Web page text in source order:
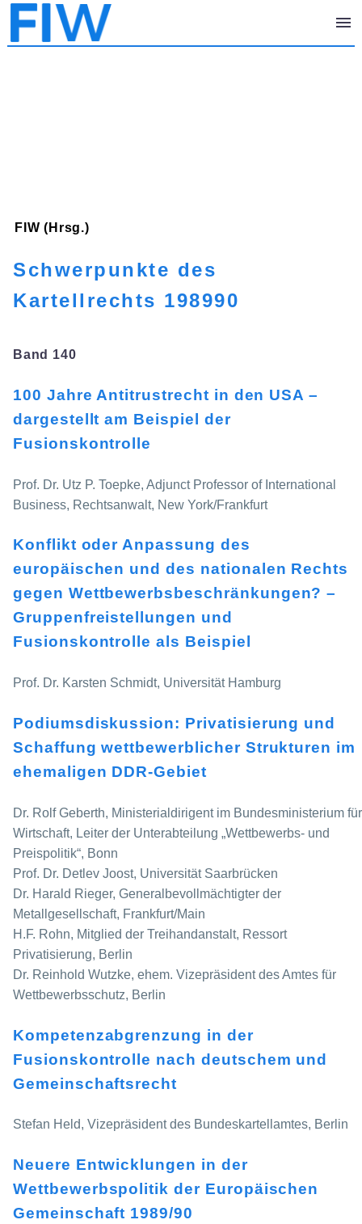
FIW (Hrsg.)
Schwerpunkte des
Kartellrechts 198990
Band 140
100 Jahre Antitrustrecht in den USA –
dargestellt am Beispiel der
Fusionskontrolle
Prof. Dr. Utz P. Toepke, Adjunct Professor of International
Business, Rechtsanwalt, New York/Frankfurt
Konflikt oder Anpassung des
europäischen und des nationalen Rechts
gegen Wettbewerbsbeschränkungen? –
Gruppenfreistellungen und
Fusionskontrolle als Beispiel
Prof. Dr. Karsten Schmidt, Universität Hamburg
Podiumsdiskussion: Privatisierung und
Schaffung wettbewerblicher Strukturen im
ehemaligen DDR-Gebiet
Dr. Rolf Geberth, Ministerialdirigent im Bundesministerium für
Wirtschaft, Leiter der Unterabteilung „Wettbewerbs- und
Preispolitik“, Bonn
Prof. Dr. Detlev Joost, Universität Saarbrücken
Dr. Harald Rieger, Generalbevollmächtigter der
Metallgesellschaft, Frankfurt/Main
H.F. Rohn, Mitglied der Treihandanstalt, Ressort
Privatisierung, Berlin
Dr. Reinhold Wutzke, ehem. Vizepräsident des Amtes für
Wettbewerbsschutz, Berlin
Kompetenzabgrenzung in der
Fusionskontrolle nach deutschem und
Gemeinschaftsrecht
Stefan Held, Vizepräsident des Bundeskartellamtes, Berlin
Neuere Entwicklungen in der
Wettbewerbspolitik der Europäischen
Gemeinschaft 1989/90